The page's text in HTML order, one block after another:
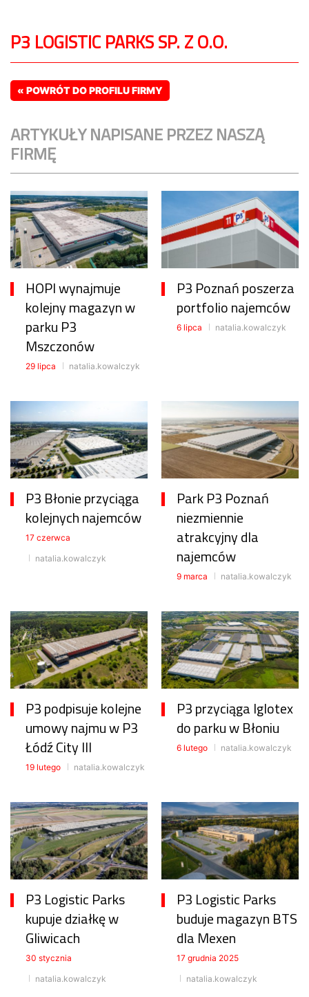
P3 LOGISTIC PARKS SP. Z O.O.
« POWRÓT DO PROFILU FIRMY
ARTYKUŁY NAPISANE PRZEZ NASZĄ
FIRMĘ
HOPI wynajmuje
kolejny magazyn w
parku P3
Mszczonów
29 lipca natalia.kowalczyk
P3 Poznań poszerza
portfolio najemców
6 lipca natalia.kowalczyk
P3 Błonie przyciąga
kolejnych najemców
17 czerwca
natalia.kowalczyk
Park P3 Poznań
niezmiennie
atrakcyjny dla
najemców
9 marca natalia.kowalczyk
P3 podpisuje kolejne
umowy najmu w P3
Łódź City III
19 lutego natalia.kowalczyk
P3 przyciąga Iglotex
do parku w Błoniu
6 lutego natalia.kowalczyk
P3 Logistic Parks
kupuje działkę w
Gliwicach
30 stycznia
natalia.kowalczyk
P3 Logistic Parks
buduje magazyn BTS
dla Mexen
17 grudnia 2025
natalia.kowalczyk